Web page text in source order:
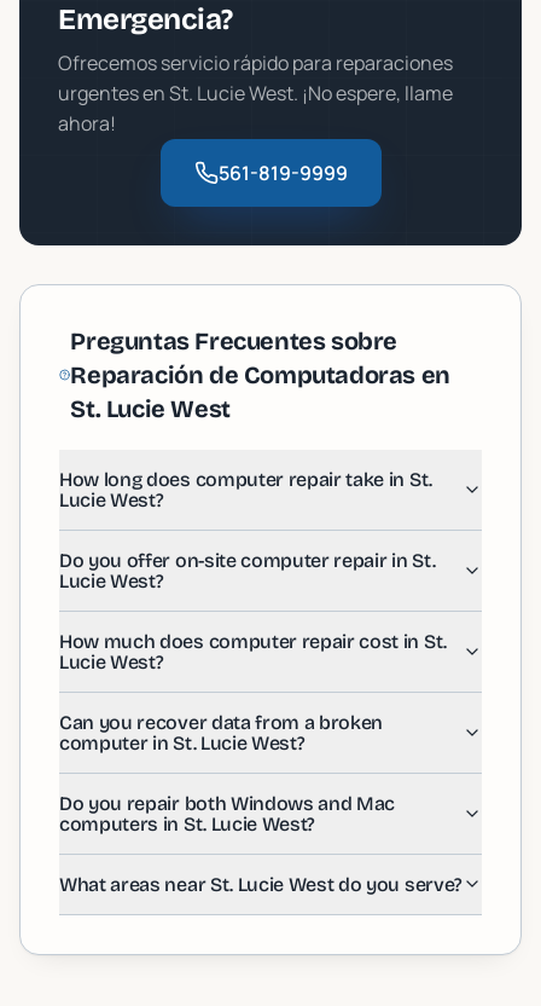
Emergencia?
Ofrecemos servicio rápido para reparaciones
urgentes enSt. Lucie West. ¡No espere, llame
ahora!
561-819-9999
Preguntas Frecuentes sobre
Reparación de Computadoras en
St. Lucie West
Most repairs in St. Lucie West are completed within
Do you offer on-site computer repair in St. Lucie
Yes! We offer both in-store and on-site repair
How much does computer repair cost in St. Lucie
Repair costs vary based on the issue. We offer a free
Can you recover data from a broken computer in St.
Yes, data recovery is one of our specialties for St.
Do you repair both Windows and Mac computers in
Absolutely! Our certified technicians serving St. Lucie
What areas near St. Lucie West do you serve?
We serve St. Lucie West and all surrounding
How long does computer repair take in St.
Lucie West?
Do you offer on-site computer repair in St.
Lucie West?
How much does computer repair cost in St.
Lucie West?
Can you recover data from a broken
computer in St. Lucie West?
Do you repair both Windows and Mac
computers in St. Lucie West?
What areas near St. Lucie West do you serve?